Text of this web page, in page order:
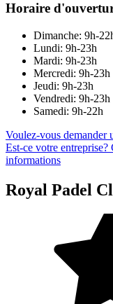
Horaire
Dimanche: 9h-
Lundi: 9h-23h
Mardi: 9h-23h
Mercredi: 9h-23h
Jeudi: 9h-23h
Vendredi: 9h-23h
Samedi: 9h-22h
Voulez-vous demander
Est-ce votre
informations
Royal Padel